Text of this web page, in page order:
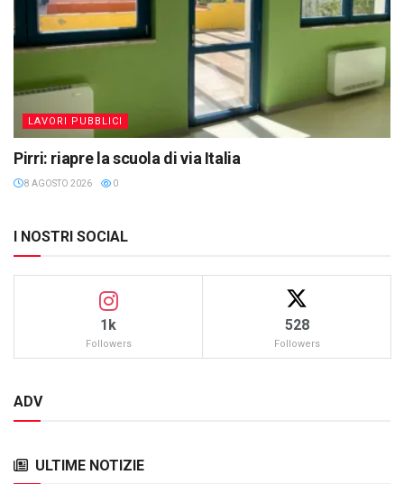
LAVORI PUBBLICI
Pirri: riapre la scuola di via Italia
8 AGOSTO 2026 0
I NOSTRI SOCIAL
1k
Followers
528
Followers
ADV
ULTIME NOTIZIE